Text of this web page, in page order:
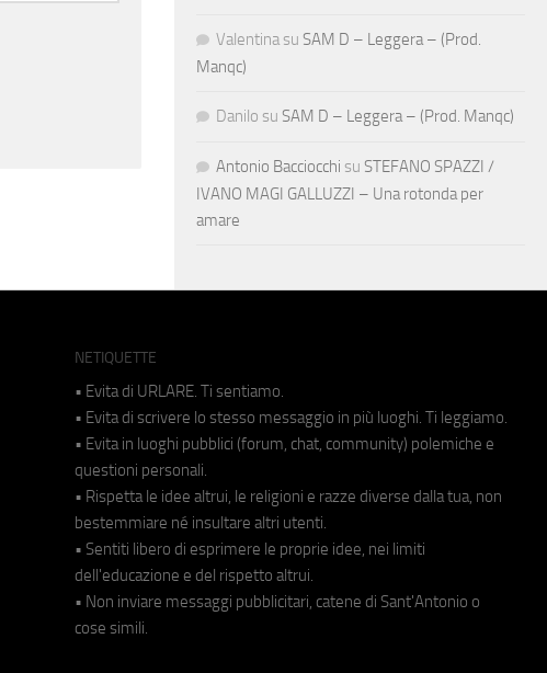
Valentina su SAM D – Leggera – (Prod.
Manqc)
Danilo su SAM D – Leggera – (Prod. Manqc)
Antonio Bacciocchi su STEFANO SPAZZI /
IVANO MAGI GALLUZZI – Una rotonda per
amare
NETIQUETTE
• Evita di URLARE. Ti sentiamo.
• Evita di scrivere lo stesso messaggio in più luoghi. Ti leggiamo.
• Evita in luoghi pubblici (forum, chat, community) polemiche e
questioni personali.
• Rispetta le idee altrui, le religioni e razze diverse dalla tua, non
bestemmiare né insultare altri utenti.
• Sentiti libero di esprimere le proprie idee, nei limiti
dell'educazione e del rispetto altrui.
• Non inviare messaggi pubblicitari, catene di Sant'Antonio o
cose simili.